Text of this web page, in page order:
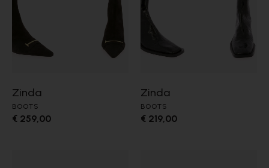
Zinda
BOOTS
€ 259,00
Zinda
BOOTS
€ 219,00